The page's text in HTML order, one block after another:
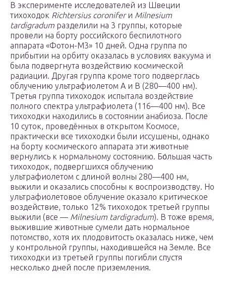
В эксперименте исследователей из Швеции
тихоходок Richtersius coroniferи Milnesium
tardigradum разделили на 3 группы, которые
провели на борту российского беспилотного
аппарата «Фотон-М3» 10 дней. Одна группа по
прибытии на орбиту оказалась в условиях вакуума и
была подвергнута воздействию космической
радиации. Другая группа кроме того подверглась
облучению ультрафиолетом A и B (280—400 нм).
Третья группа тихоходок испытала воздействие
полного спектра ультрафиолета (116—400 нм). Все
тихоходки находились в состоянии анабиоза. После
10 суток, проведённых в открытом Космосе,
практически все тихоходки были иссушены, однако
на борту космического аппарата эти животные
вернулись к нормальному состоянию. Бо́льшая часть
тихоходок, подвергшихся облучению
ультрафиолетом с длиной волны 280—400 нм,
выжили и оказались способны к воспроизводству. Но
ультрафиолетовое облучение оказало критическое
воздействие, только 12% тихоходок третьей группы
выжили (все — Milnesium tardigradum). В тоже время,
выжившие животные сумели дать нормальное
потомство, хотя их плодовитость оказалась ниже, чем
у контрольной группы, находившейся на Земле. Все
тихоходки из третьей группы погибли спустя
несколько дней после приземления.